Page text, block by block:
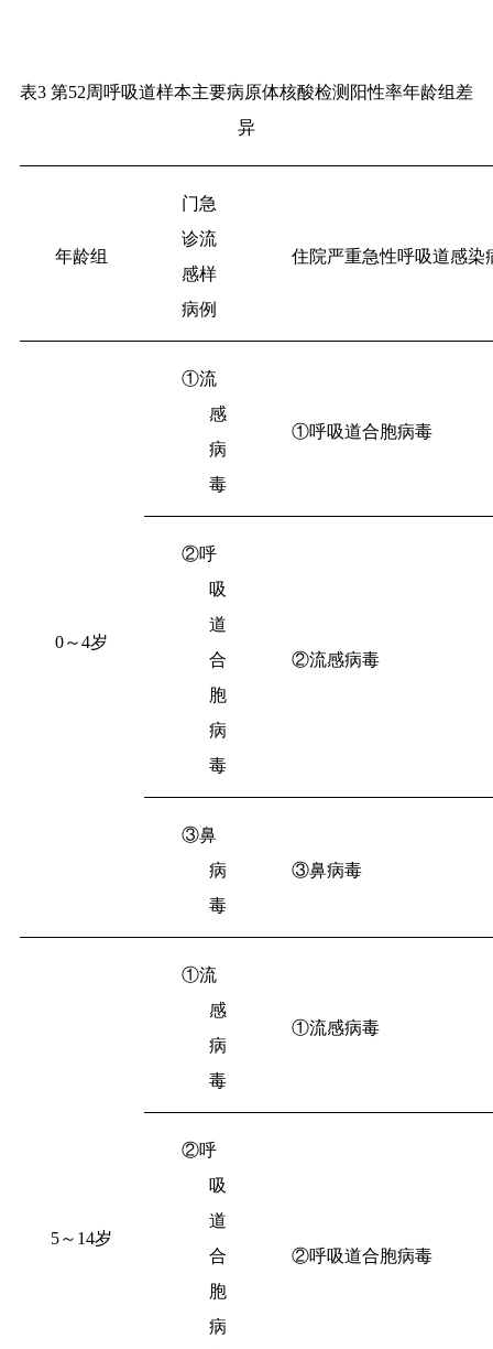
表3 第52周呼吸道样本主要病原体核酸检测阳性率年龄组差
异
年龄组
门急
诊流
感样
病例
住院严重急性呼吸道感染
0～4岁
①流
感
病
毒
①呼吸道合胞病毒
②呼
吸
道
合
胞
病
毒
②流感病毒
③鼻
病
毒
③鼻病毒
5～ 14岁
①流
感
病
毒
①流感病毒
②呼
吸
道
合
胞
病
②呼吸道合胞病毒